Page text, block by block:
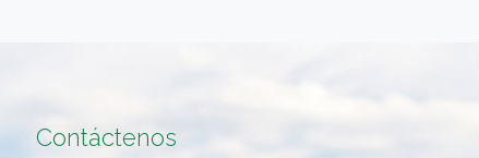
Contáctenos